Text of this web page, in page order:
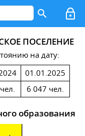
ПОСЕЛЕНИЕ
на дату:
01.01.2025
6 047 чел.
образования